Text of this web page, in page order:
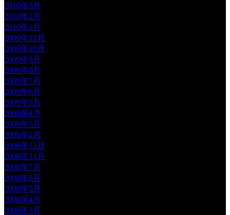
2010年3月
2010年2月
2010年1月
2009年12月
2009年10月
2009年9月
2009年8月
2009年7月
2009年6月
2009年5月
2009年4月
2009年3月
2009年2月
2008年12月
2008年11月
2008年7月
2008年6月
2008年5月
2008年4月
2008年3月